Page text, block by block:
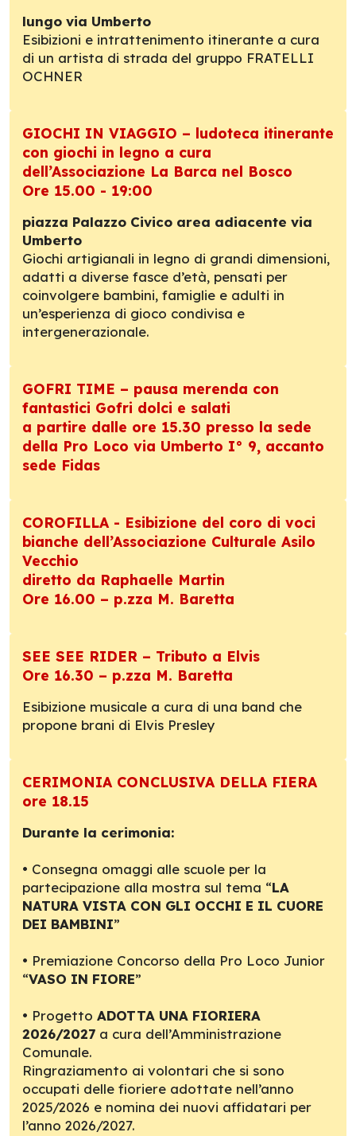
lungo via Umberto
Esibizioni e intrattenimento itinerante a cura
di un artista di strada del gruppo FRATELLI
OCHNER
GIOCHI IN VIAGGIO – ludoteca itinerante
con giochi in legno a cura
dell’Associazione La Barca nel Bosco
Ore 15.00 - 19:00
piazza Palazzo Civico area adiacente via
Umberto
Giochi artigianali in legno di grandi dimensioni,
adatti a diverse fasce d’età, pensati per
coinvolgere bambini, famiglie e adulti in
un’esperienza di gioco condivisa e
intergenerazionale.
GOFRI TIME – pausa merenda con
fantastici Gofri dolci e salati
a partire dalle ore 15.30 presso la sede
della Pro Loco via Umberto I° 9, accanto
sede Fidas
COROFILLA - Esibizione del coro di voci
bianche dell’Associazione Culturale Asilo
Vecchio
diretto da Raphaelle Martin
Ore 16.00 – p.zza M. Baretta
SEE SEE RIDER – Tributo a Elvis
Ore 16.30 – p.zza M. Baretta
Esibizione musicale a cura di una band che
propone brani di Elvis Presley
CERIMONIA CONCLUSIVA DELLA FIERA
ore 18.15
Durante la cerimonia:
• Consegna omaggi alle scuole per la
partecipazione alla mostra sul tema “LA
NATURA VISTA CON GLI OCCHI E IL CUORE
DEI BAMBINI”
• Premiazione Concorso della Pro Loco Junior
“VASO IN FIORE”
• Progetto ADOTTA UNA FIORIERA
2026/2027 a cura dell’Amministrazione
Comunale.
Ringraziamento ai volontari che si sono
occupati delle fioriere adottate nell’anno
2025/2026 e nomina dei nuovi affidatari per
l’anno 2026/2027.